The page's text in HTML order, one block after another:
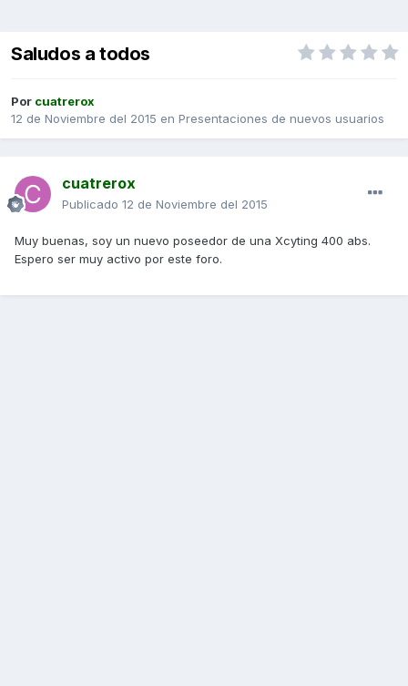
Saludos a todos
Por cuatrerox
12 de Noviembre del 2015 en Presentaciones de nuevos usuarios
cuatrerox
Publicado 12 de Noviembre del 2015
Muy buenas, soy un nuevo poseedor de una Xcyting 400 abs.
Espero ser muy activo por este foro.